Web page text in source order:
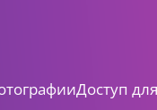
Доступ